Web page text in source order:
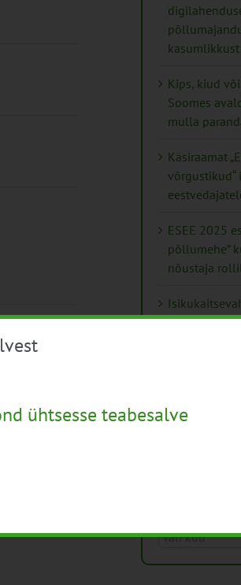
Sündmused
Kips, kiud
Soomes
mulla
Käsiraamat
ESEE 2025
põllumehe”
nõustaja
Mida
Arhiiv
ühtsesse teabesalve